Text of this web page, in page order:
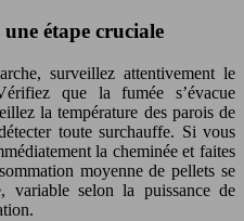
étape cruciale
surveillez attentivement le
que la fumée s’évacue
la température des parois de
toute surchauffe. Si vous
la cheminée et faites
moyenne de pellets se
selon la puissance de